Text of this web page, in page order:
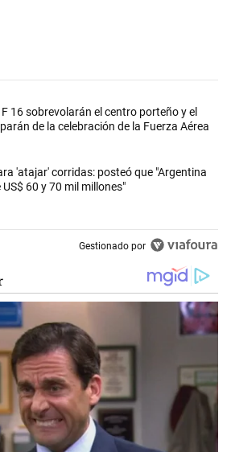
artículos con más comentarios en los
con el título "Los aviones F 16 sobrevolarán
16 sobrevolarán el centro porteño y el
de la celebración de la Fuerza Aérea
con el título "Milei, listo para 'atajar'
'atajar' corridas: posteó que "Argentina
60 y 70 mil millones"
Gestionado por